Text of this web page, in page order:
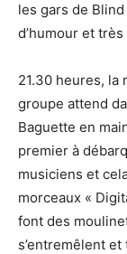
les gars de
d’humour et
21.30 heures, la
groupe attend
Baguette en
premier à
musiciens et
morceaux «
font des
s’entremêlent